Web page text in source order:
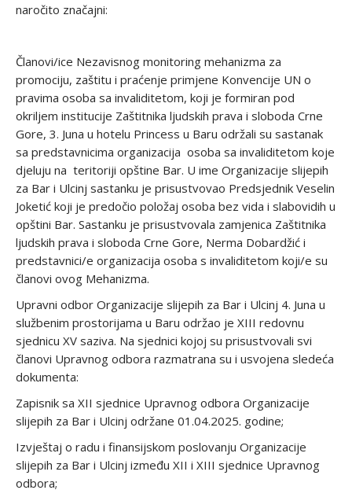
naročito značajni:
Članovi/ice Nezavisnog monitoring mehanizma za
promociju, zaštitu i praćenje primjene Konvencije UN o
pravima osoba sa invaliditetom, koji je formiran pod
okriljem institucije Zaštitnika ljudskih prava i sloboda Crne
Gore, 3. Juna u hotelu Princess u Baru održali su sastanak
sa predstavnicima organizacija osoba sa invaliditetom koje
djeluju na teritoriji opštine Bar. U ime Organizacije slijepih
za Bar i Ulcinj sastanku je prisustvovao Predsjednik Veselin
Joketić koji je predočio položaj osoba bez vida i slabovidih u
opštini Bar. Sastanku je prisustvovala zamjenica Zaštitnika
ljudskih prava i sloboda Crne Gore, Nerma Dobardžić i
predstavnici/e organizacija osoba s invaliditetom koji/e su
članovi ovog Mehanizma.
Upravni odbor Organizacije slijepih za Bar i Ulcinj 4. Juna u
službenim prostorijama u Baru održao je XIII redovnu
sjednicu XV saziva. Na sjednici kojoj su prisustvovali svi
članovi Upravnog odbora razmatrana su i usvojena sledeća
dokumenta:
Zapisnik sa XII sjednice Upravnog odbora Organizacije
slijepih za Bar i Ulcinj održane 01.04.2025. godine;
Izvještaj o radu i finansijskom poslovanju Organizacije
slijepih za Bar i Ulcinj između XII i XIII sjednice Upravnog
odbora;